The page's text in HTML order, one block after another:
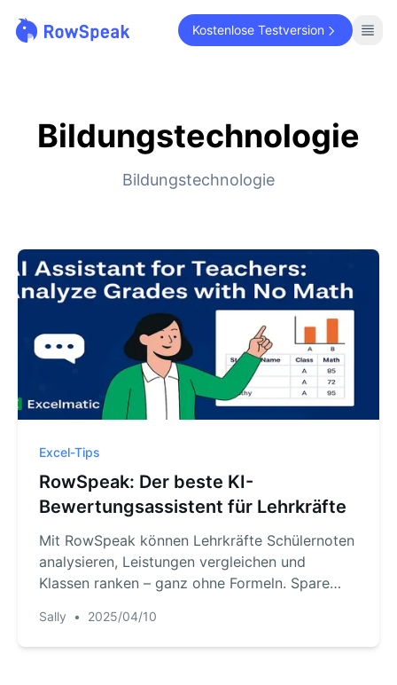
Kostenlose Testversion
Bildungstechnologie
Bildungstechnologie
Excel-Tips
RowSpeak: Der beste KI-
Bewertungsassistent für Lehrkräfte
Mit RowSpeak können Lehrkräfte Schülernoten
analysieren, Leistungen vergleichen und
Klassen ranken – ganz ohne Formeln. Spare
Sally • 2025/04/10